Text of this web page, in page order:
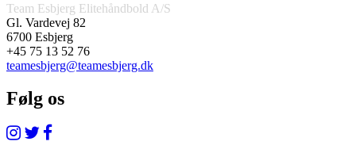
Team Esbjerg Elitehåndbold A/S
Gl. Vardevej 82
6700 Esbjerg
+45 75 13 52 76
teamesbjerg@teamesbjerg.dk
Følg os